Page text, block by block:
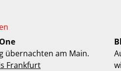
übernachten am Main.
Frankfurt